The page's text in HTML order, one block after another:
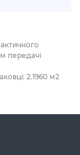
передачі
2.1960 м2